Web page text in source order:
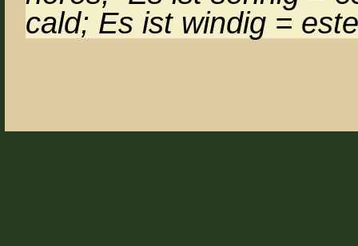
cald; Es ist windig =